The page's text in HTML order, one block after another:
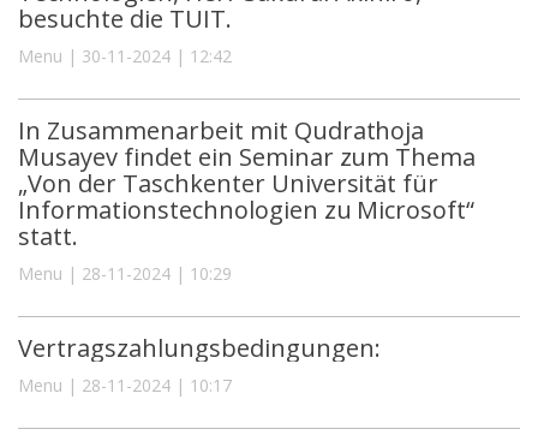
besuchte die TUIT.
Menu | 30-11-2024 | 12:42
In Zusammenarbeit mit Qudrathoja
Musayev findet ein Seminar zum Thema
„Von der Taschkenter Universität für
Informationstechnologien zu Microsoft“
statt.
Menu | 28-11-2024 | 10:29
Vertragszahlungsbedingungen:
Menu | 28-11-2024 | 10:17